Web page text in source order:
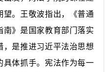
。王敬波指出，《普通
南》是国家教育部门落实
，是推进习近平法治思想
具体抓手。宪法作为每一